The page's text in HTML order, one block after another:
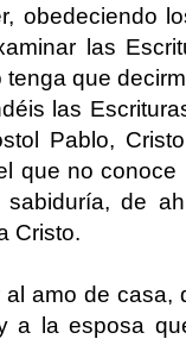
obedeciendo
las
que
las
Pablo,
que no
de
Cristo.
al amo de
a la esposa